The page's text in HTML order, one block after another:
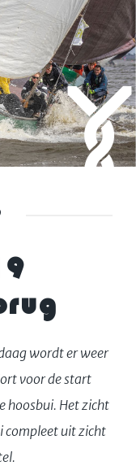
wordt er weer
voor de start
hoosbui. Het zicht
compleet uit zicht